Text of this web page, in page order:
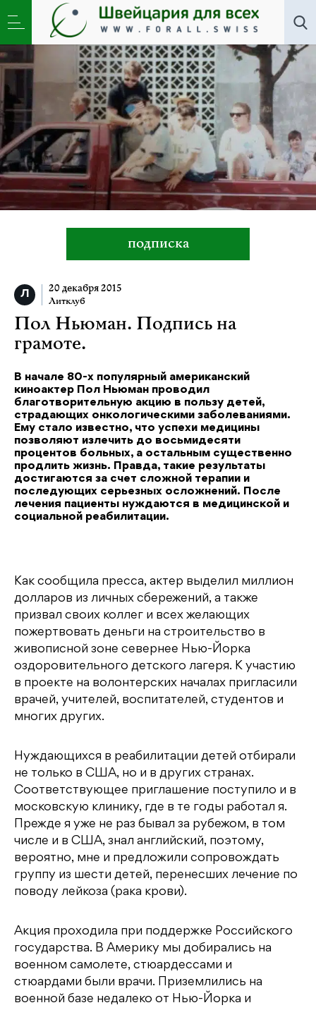
Литклуб Пол Ньюман. Подпись на грамоте.
подписка
20 декабря 2015
Литклуб
Пол Ньюман. Подпись на
грамоте.
В начале 80-х популярный американский
киноактер Пол Ньюман проводил
благотворительную акцию в пользу детей,
страдающих онкологическими заболеваниями.
Ему стало известно, что успехи медицины
позволяют излечить до восьмидесяти
процентов больных, а остальным существенно
продлить жизнь. Правда, такие результаты
достигаются за счет сложной терапии и
последующих серьезных осложнений. После
лечения пациенты нуждаются в медицинской и
социальной реабилитации.
Как сообщила пресса, актер выделил миллион
долларов из личных сбережений, а также
призвал своих коллег и всех желающих
пожертвовать деньги на строительство в
живописной зоне севернее Нью-Йорка
оздоровительного детского лагеря. К участию
в проекте на волонтерских началах пригласили
врачей, учителей, воспитателей, студентов и
многих других.
Нуждающихся в реабилитации детей отбирали
не только в США, но и в других странах.
Соответствующее приглашение поступило и в
московскую клинику, где в те годы работал я.
Прежде я уже не раз бывал за рубежом, в том
числе и в США, знал английский, поэтому,
вероятно, мне и предложили сопровождать
группу из шести детей, перенесших лечение по
поводу лейкоза (рака крови).
Акция проходила при поддержке Российского
государства. В Америку мы добирались на
военном самолете, стюардессами и
стюардами были врачи. Приземлились на
военной базе недалеко от Нью-Йорка и